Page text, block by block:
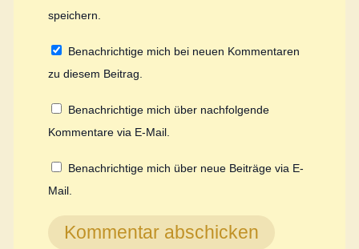
speichern.
Benachrichtige mich bei neuen Kommentaren
zu diesem Beitrag.
Benachrichtige mich über nachfolgende
Kommentare via E-Mail.
Benachrichtige mich über neue Beiträge via E-
Mail.